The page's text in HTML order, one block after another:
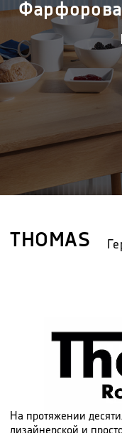
THOMAS
На протяжении
дизайнерской и